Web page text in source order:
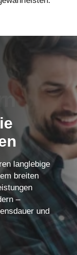
langlebige
breiten
–
und